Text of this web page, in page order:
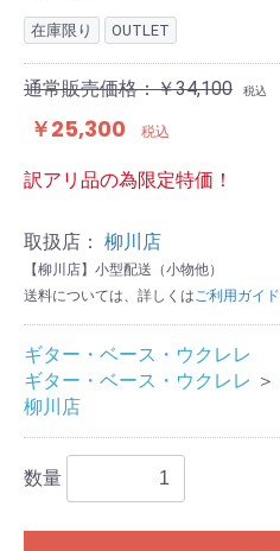
在庫限り OUTLET
通常販売価格：￥34,100 税込
￥25,300 税込
訳アリ品の為限定特価！
取扱店： 柳川店
【柳川店】小型配送（小物他）
送料については、詳しくはご利用ガイド
ギター・ベース・ウクレレ
ギター・ベース・ウクレレ ＞
柳川店
数量